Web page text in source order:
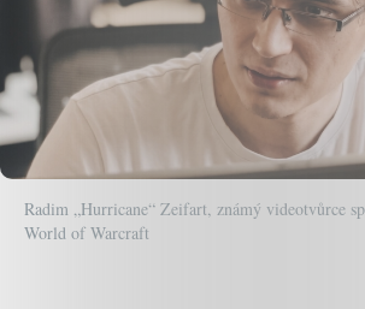
Radim „Hurricane“ Zeifart, známý videotvůrce
World of Warcraft